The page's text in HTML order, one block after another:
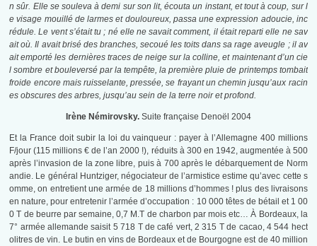
n sûr. Elle se souleva à demi sur son lit, écouta un instant, et tout à coup, sur l
e visage mouillé de larmes et douloureux, passa une expression adoucie, inc
rédule. Le vent s’était tu ; né elle ne savait comment, il était reparti elle ne sav
ait où. Il avait brisé des branches, secoué les toits dans sa rage aveugle ; il av
ait emporté les dernières traces de neige sur la colline, et maintenant d’un cie
l sombre et bouleversé par la tempête, la première pluie de printemps tombait
froide encore mais ruisselante, pressée, se frayant un chemin jusqu’aux racin
es obscures des arbres, jusqu’au sein de la terre noir et profond.
Irène Némirovsky. Suite française Denoël 2004
Et la France doit subir la loi du vainqueur : payer à l’Allemagne 400 millions
F/jour (115 millions € de l’an 2000 !), réduits à 300 en 1942, augmentée à 500
après l’invasion de la zone libre, puis à 700 après le débarquement de Norm
andie. Le général Huntziger, négociateur de l’armistice estime qu’avec cette s
omme, on entretient une armée de 18 millions d’hommes ! plus des livraisons
en nature, pour entretenir l’armée d’occupation : 10 000 têtes de bétail et 1 00
0 T de beurre par semaine, 0,7 M.T de charbon par mois etc… À Bordeaux, la
7° armée allemande saisit 5 718 T de café vert, 2 315 T de cacao, 4 544 hect
olitres de vin. Le butin en vins de Bordeaux et de Bourgogne est de 40 million